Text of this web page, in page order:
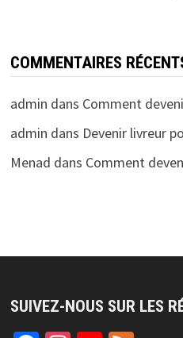
COMMENTAIRES
admin dans Comment
admin dans Devenir livreur
Menad dans Comment
SUIVEZ-NOUS SUR LES